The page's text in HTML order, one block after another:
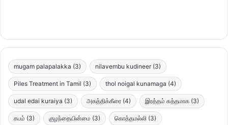
mugam palapalakka (3) nilavembu kudineer (3)
Piles Treatment in Tamil (3) thol noigal kunamaga (4)
udal edai kuraiya (3) அகத்திக்கீரை (4) இரத்தம் சுத்தமாக (3)
கபம் (3) குழந்தையின்மை (3) கொத்தமல்லி (3)